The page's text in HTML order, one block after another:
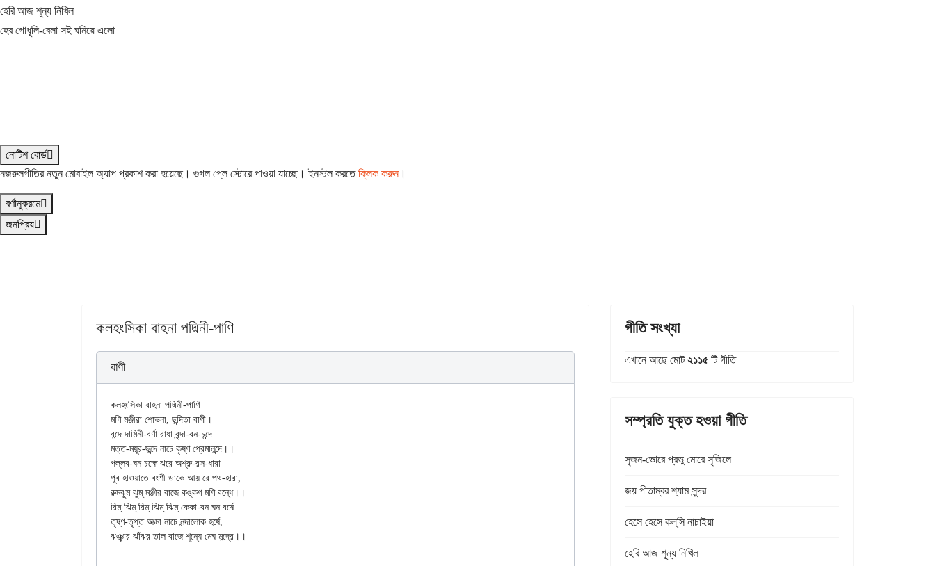
হেরি আজ শূন্য নিখিল
হের গোধূলি-বেলা সই ঘনিয়ে এলো
নোটিশ বোর্ড
নজরুলগীতির নতুন মোবাইল অ্যাপ প্রকাশ করা হয়েছে। গুগল প্লে স্টোরে পাওয়া যাচ্ছে। ইনস্টল করতেক্লিক করুন।
বর্ণানুক্রমে
জনপ্রিয়
কলহংসিকা বাহনা পদ্মিনী-পাণি
বাণী
কলহংসিকা বাহনা পদ্মিনী-পাণি
মণি মঞ্জীরা শোভনা, ছন্দিতা বাণী।
বন্দে দামিনী-বর্ণা রাধা বৃন্দা-বন-চন্দে
মত্ত-ময়ূর-ছন্দে নাচে কৃষ্ণ প্রেমানন্দে।।
পল্লব-ঘন চক্ষে ঝরে অশ্রু-রস-ধারা
পূব হাওয়াতে বংশী ডাকে আয় রে পথ-হারা,
রুমঝুম ঝুম্ মঞ্জীর বাজে কঙ্কণ মণি বন্ধে।।
রিম্ ঝিম্ রিম্ ঝিম্ ঝিম্ কেকা-বন ঘন বর্ষে
তৃষ্ণ-তৃপ্ত আত্মা নাচে নন্দালোক হর্ষে,
গীতি সংখ্যা
এখানে আছে মোট২১১৫ টি গীতি
সম্প্রতি যুক্ত হওয়া গীতি
সৃজন-ভোরে প্রভু মোরে সৃজিলে
জয় পীতাম্বর শ্যাম সুন্দর
হেসে হেসে কল্‌সি নাচাইয়া
হেরি আজ শূন্য নিখিল